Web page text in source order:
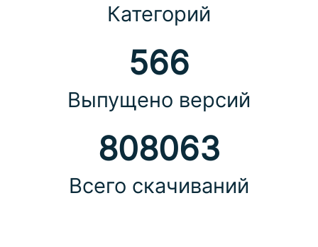
Категорий
566
Выпущено версий
808063
Всего скачиваний